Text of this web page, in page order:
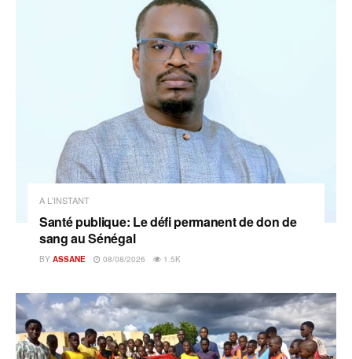
A L'INSTANT
Santé publique: Le défi permanent de don de
sang au Sénégal
BY ASSANE 08/08/2026 1.5K